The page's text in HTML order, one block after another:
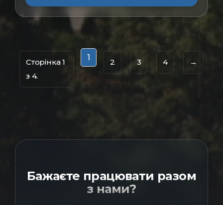
Сторінка 1
з 4.
1 2 3 4 →
Бажаєте працювати разом
з нами?